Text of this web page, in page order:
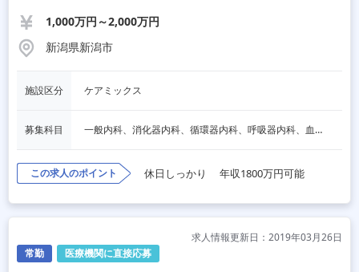
1,000万円～2,000万円
新潟県新潟市
施設区分 ケアミックス
募集科目 一般内科、消化器内科、循環器内科、呼吸器内科、血液内科、脳神経内科、内分泌内科、老人内科、一般外科、消化器外科、心臓外科、呼吸器外科、脳神経外科、整形外科、形成外科、リハビリテーション科、小児科、産婦人科、婦人科、精神科、眼科、耳鼻咽喉科、皮膚科、泌尿器科、放射線科、人工透析、麻酔科、美容外科、人間ドック・検診、その他
この求人のポイント 休日しっかり 年収1800万円可能
常勤 医療機関に直接応募
求人情報更新日：2019年03月26日